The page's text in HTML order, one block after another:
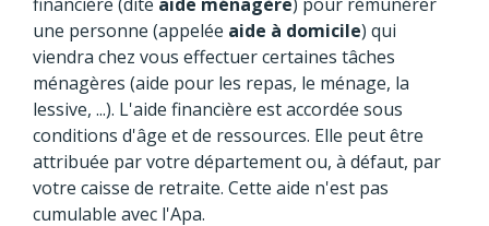
une personne (appelée aide à domicile) qui
viendra chez vous effectuer certaines tâches
ménagères (aide pour les repas, le ménage, la
lessive, ...). L'aide financière est accordée sous
conditions d'âge et de ressources. Elle peut être
attribuée par votre département ou, à défaut, par
votre caisse de retraite. Cette aide n'est pas
cumulable avec l'Apa.